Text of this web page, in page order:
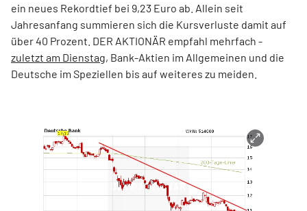
ein neues Rekordtief bei 9,23 Euro ab. Allein seit
Jahresanfang summieren sich die Kursverluste damit auf
über 40 Prozent. DER AKTIONÄR empfahl mehrfach -
zuletzt am Dienstag, Bank-Aktien im Allgemeinen und die
Deutsche im Speziellen bis auf weiteres zu meiden.